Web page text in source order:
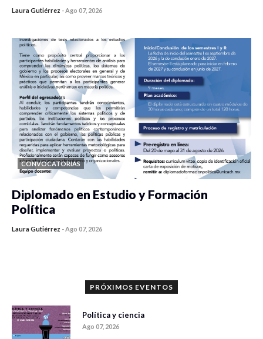
Laura Gutiérrez -Ago 07, 2026
CONVOCATORIAS
Diplomado en Estudio y Formación
Política
Laura Gutiérrez -Ago 07, 2026
PRÓXIMOS EVENTOS
Política y ciencia
Ago 07, 2026